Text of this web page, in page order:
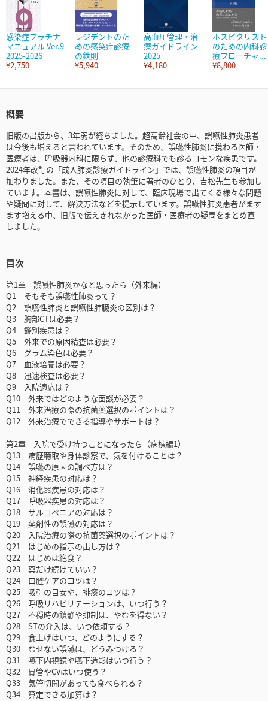
感染症プラチナ
マニュアル Ver.9
2025-2026
¥2,750
レジデントのた
めの感染症診療
の鉄則
¥5,940
高血圧管理・治
療ガイドライン
2025
¥4,180
ホスピタリスト
のための内科診
療フローチャ...
¥8,800
概要
旧版の出版から、3年弱が経ちました。超高齢社会の中、誤嚥性肺炎患者
は今後も増えると言われています。そのため、誤嚥性肺炎に携わる医師・
医療者は、呼吸器内科に限らず、他の診療科でも診るコモンな疾患です。
2024年改訂の「成人肺炎診療ガイドライン」では、誤嚥性肺炎の項目が
加わりました。また、その項目の執筆に著者のひとり、吉松先生も参加し
ています。本書は、誤嚥性肺炎に対して、臨床現場で出てくる様々な問題
や疑問に対して、解決方法などを提示しています。誤嚥性肺炎患者がます
ます増える中、旧版で伝えきれなかった医師・医療者の疑問をまとめ直
しました。
目次
第1章 誤嚥性肺炎かなと思ったら（外来編）
Q1 そもそも誤嚥性肺炎って？
Q2 誤嚥性肺炎と誤嚥性肺臓炎の区別は？
Q3 胸部CTは必要？
Q4 鑑別疾患は？
Q5 外来での原因精査は必要？
Q6 グラム染色は必要？
Q7 血液培養は必要？
Q8 迅速検査は必要？
Q9 入院適応は？
Q10 外来ではどのような面談が必要？
Q11 外来治療の際の抗菌薬選択のポイントは？
Q12 外来治療でできる指導やサポートは？
第2章 入院で受け持つことになったら（病棟編1）
Q13 病歴聴取や身体診察で、気を付けることは？
Q14 誤嚥の原因の調べ方は？
Q15 神経疾患の対応は？
Q16 消化器疾患の対応は？
Q17 呼吸器疾患の対応は？
Q18 サルコペニアの対応は？
Q19 薬剤性の誤嚥の対応は？
Q20 入院治療の際の抗菌薬選択のポイントは？
Q21 はじめの指示の出し方は？
Q22 はじめは絶食？
Q23 薬だけ続けていい？
Q24 口腔ケアのコツは？
Q25 吸引の目安や、排痰のコツは？
Q26 呼吸リハビリテーションは、いつ行う？
Q27 不穏時の鎮静や抑制は、やむを得ない？
Q28 STの介入は、いつ依頼する？
Q29 食上げはいつ、どのようにする？
Q30 むせない誤嚥は、どうみつける？
Q31 嚥下内視鏡や嚥下造影はいつ行う？
Q32 胃管やCVはいつ使う？
Q33 気管切開があっても食べられる？
Q34 算定できる加算は？